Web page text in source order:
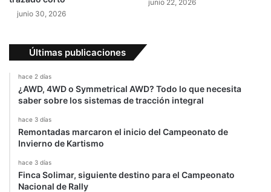
o
s
junio 30, 2026
junio 22, 2026
Últimas publicaciones
hace 2 días
¿AWD, 4WD o Symmetrical AWD? Todo lo que necesita
saber sobre los sistemas de tracción integral
hace 3 días
Remontadas marcaron el inicio del Campeonato de
Invierno de Kartismo
hace 3 días
Finca Solimar, siguiente destino para el Campeonato
Nacional de Rally